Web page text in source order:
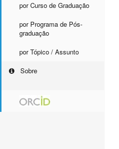
por Curso de Graduação
por Programa de Pós-
graduação
por Tópico / Assunto
Sobre